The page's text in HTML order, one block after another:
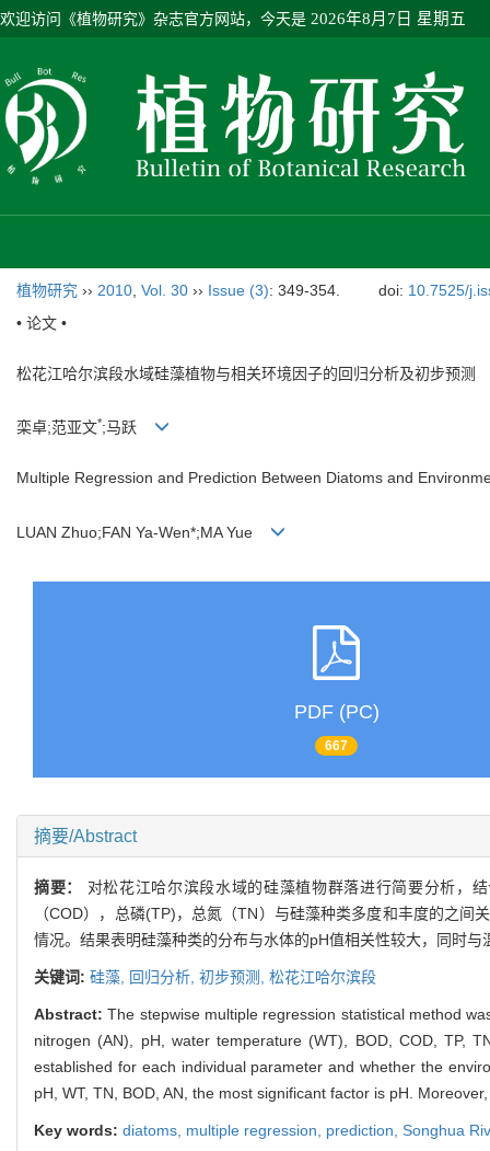
欢迎访问《植物研究》杂志官方网站，今天是 2026年8月7日 星期五
植物研究 ›› 2010 Vol. 30 ›› Issue (3): 349-354. doi: 10.7525/
• 论文 •
松花江哈尔滨段水域硅藻植物与相关环境因子的回归分析及初步预测
栾卓;范亚文*;马跃
Multiple Regression and Prediction Between Diatoms and
LUAN Zhuo;FAN Ya-Wen*;MA Yue
PDF (PC)
667
摘要/Abstract
摘要： 对松花江哈尔滨段水域的硅藻植物群落进行简要分析，
（COD），总磷(TP)，总氮（TN）与硅藻种类多度和丰度的之
情况。结果表明硅藻种类的分布与水体的pH值相关性较大，同时
关键词: 硅藻, 回归分析, 初步预测, 松花江哈尔滨段
Abstract:The stepwise multiple regression statistical method
nitrogen (AN), pH, water temperature (WT), BOD, COD, TP,
established for each individual parameter and whether the
pH, WT, TN, BOD, AN, the most significant factor is pH.
Key words: diatoms, multiple regression, prediction, Songhua